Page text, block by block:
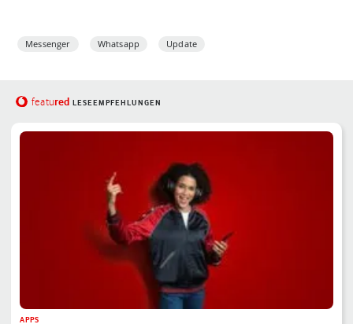
Messenger Whatsapp Update
featured LESEEMPFEHLUNGEN
APPS